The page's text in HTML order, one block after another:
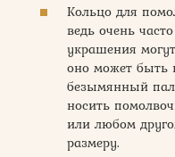
Кольцо для
ведь очень
украшения
оно может быть
безымянный
носить
или любом
размеру.